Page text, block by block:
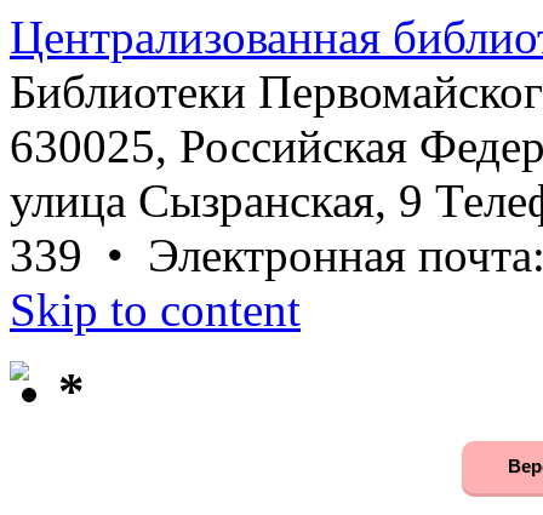
Централизованная
Библиотеки
630025, Российская
улица Сызранская, 9
339 • Электронная
Skip to content
*